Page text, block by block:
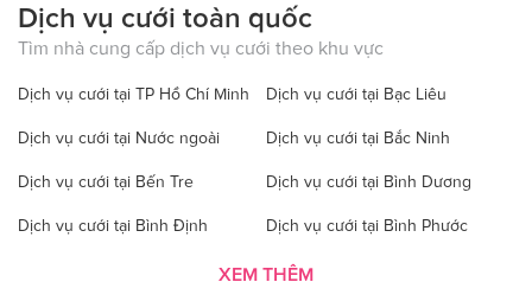
Dịch vụ cưới toàn quốc
Tìm nhà cung cấp dịch vụ cưới theo khu vực
Dịch vụ cưới tại TP Hồ Chí Minh Dịch vụ cưới tại Bạc Liêu
Dịch vụ cưới tại Nước ngoài Dịch vụ cưới tại Bắc Ninh
Dịch vụ cưới tại Bến Tre Dịch vụ cưới tại Bình Dương
Dịch vụ cưới tại Bình Định Dịch vụ cưới tại Bình Phước
Dịch vụ cưới tại Bình Thuận Dịch vụ cưới tại Cà Mau
XEM THÊM